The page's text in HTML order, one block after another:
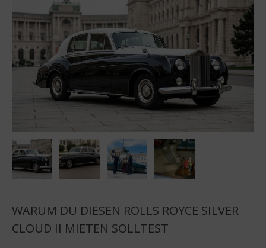
WARUM DU DIESEN ROLLS ROYCE SILVER
CLOUD II MIETEN SOLLTEST